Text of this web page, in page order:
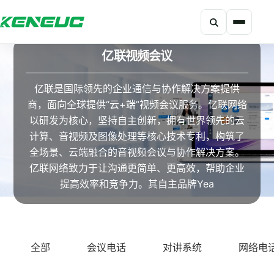
搜索
科能融合网站导航摘要：网站包含产品、解决方案、开发者、
亿联视频会议
亿联是国际领先的企业通信与协作解决方案提供
商，面向全球提供“云+端”视频会议服务。亿联网络
以研发为核心，坚持自主创新，拥有世界领先的云
计算、音视频及图像处理等核心技术专利，构筑了
全场景、云端融合的音视频会议与协作解决方案。
亿联网络致力于让沟通更简单、更高效，帮助企业
提高效率和竞争力。其自主品牌Yea
全部 会议电话 对讲系统 网络电